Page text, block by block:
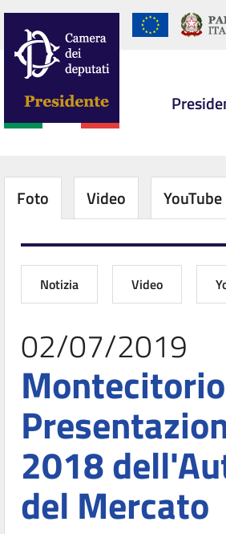
Foto Video YouTube
Notizia Video
02/07/2019
2018
del Mercato